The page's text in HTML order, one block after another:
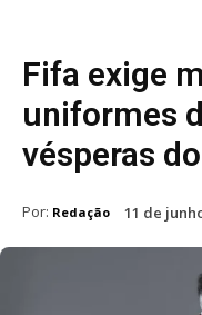
Fifa exige
uniformes
vésperas
Por: Redação 11 de